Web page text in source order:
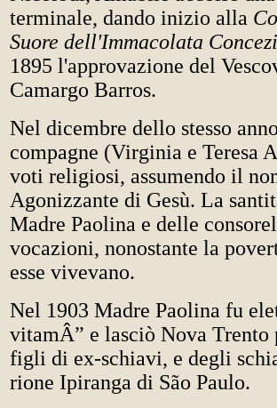
terminale, dando inizio alla
Suore dell'Immacolata
1895 l'approvazione del
Camargo Barros.
Nel dicembre dello stesso
compagne (Virginia e Teresa
voti religiosi, assumendo il
Agonizzante di Gesù. La
Madre Paolina e delle
vocazioni, nonostante la
esse vivevano.
Nel 1903 Madre Paolina fu
vitamÂ” e lasciò Nova
figli di ex-schiavi, e degli
rione Ipiranga di São Paulo.